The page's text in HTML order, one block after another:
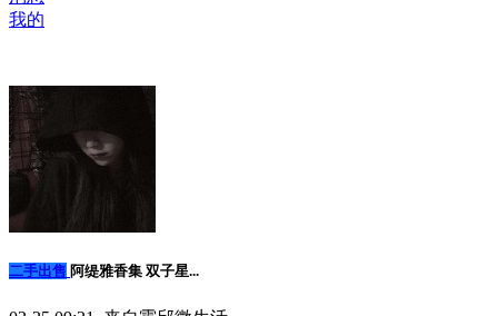
我的
二手出售 阿缇雅香集 双子星...